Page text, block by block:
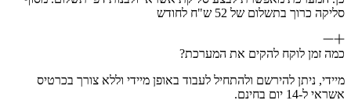
סליקה כרוך בתשלום של 52 ש"ח לחודש
כמה זמן לוקח להקים את המערכת?
מיידי, ניתן להירשם ולהתחיל לעבוד באופן מיידי וללא צורך בכרטיס
אשראי ל-14 יום בחינם.